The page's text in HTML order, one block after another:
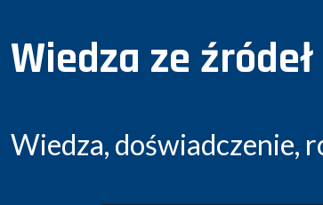
Wiedza ze źródeł
Wiedza, doświadczenie,